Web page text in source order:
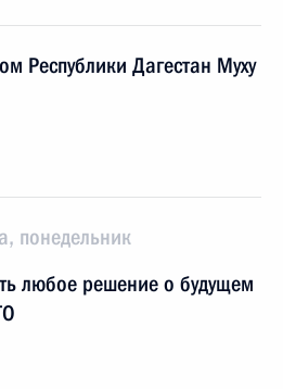
Республики Дагестан Муху
понедельник
любое решение о будущем